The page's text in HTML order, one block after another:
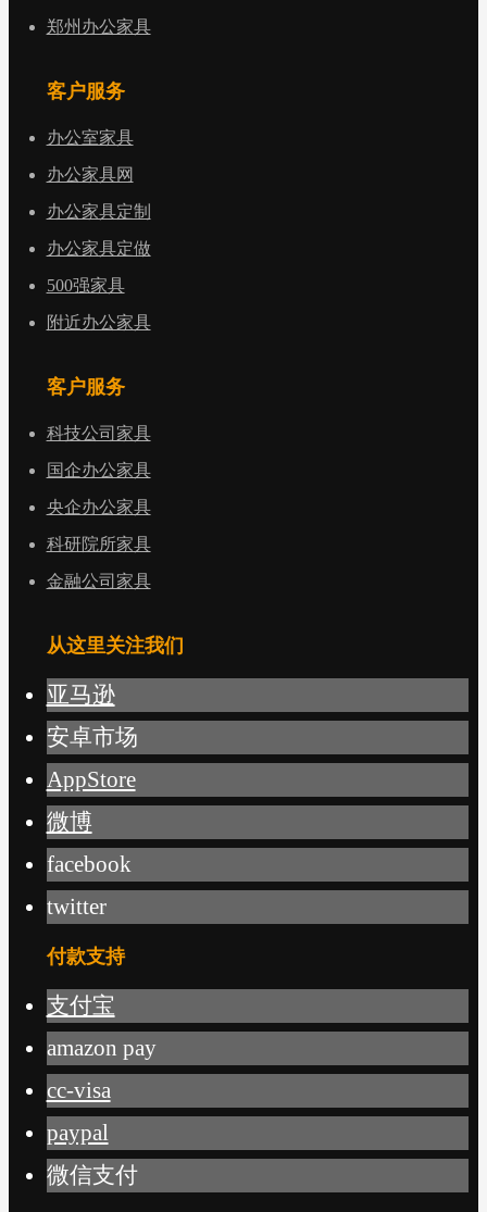
郑州办公家具
客户服务
办公室家具
办公家具网
办公家具定制
办公家具定做
500强家具
附近办公家具
客户服务
科技公司家具
国企办公家具
央企办公家具
科研院所家具
金融公司家具
从这里关注我们
亚马逊
安卓市场
AppStore
微博
facebook
twitter
付款支持
支付宝
amazon pay
cc-visa
paypal
微信支付